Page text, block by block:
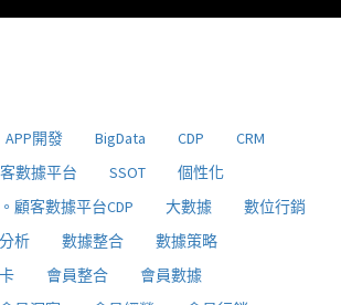
APP開發 BigData CDP
CRM
客數據平台 SSOT
個性化
顧客數據平台CDP 大數據
數位行銷
析 數據整合
數據策略
會員整合
會員數據